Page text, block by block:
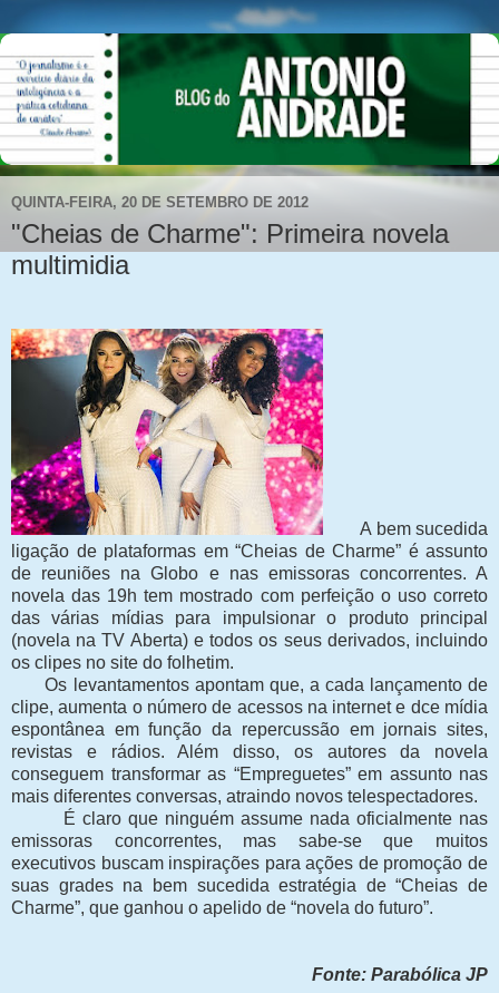
QUINTA-FEIRA, 20 DE SETEMBRO DE 2012
"Cheias de Charme": Primeira novela
multimidia
A bem sucedida
ligação de plataformas em “Cheias de Charme” é assunto
de reuniões na Globo e nas emissoras concorrentes. A
novela das 19h tem mostrado com perfeição o uso correto
das várias mídias para impulsionar o produto principal
(novela na TV Aberta) e todos os seus derivados, incluindo
os clipes no site do folhetim.
Os levantamentos apontam que, a cada lançamento de
clipe, aumenta o número de acessos na internet e dce mídia
espontânea em função da repercussão em jornais sites,
revistas e rádios. Além disso, os autores da novela
conseguem transformar as “Empreguetes” em assunto nas
mais diferentes conversas, atraindo novos telespectadores.
É claro que ninguém assume nada oficialmente nas
emissoras concorrentes, mas sabe-se que muitos
executivos buscam inspirações para ações de promoção de
suas grades na bem sucedida estratégia de “Cheias de
Charme”, que ganhou o apelido de “novela do futuro”.
Fonte: Parabólica JP